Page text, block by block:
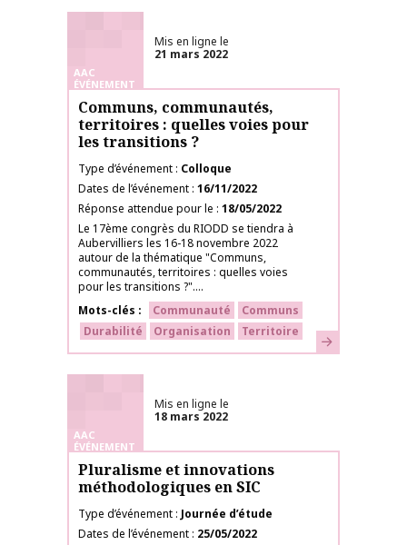
AAC
ÉVÉNEMENT
Mis en ligne le
21 mars 2022
Communs, communautés,
territoires : quelles voies pour
les transitions ?
Type d’événement Colloque
Dates de l’événement 16/11/2022
Réponse attendue pour le 18/05/2022
Le 17ème congrès du RIODD se tiendra à
Aubervilliers les 16-18 novembre 2022
autour de la thématique "Communs,
communautés, territoires : quelles voies
pour les transitions ?"....
Mots-clés
Communauté
Communs
Durabilité
Organisation Territoire En savoir plus
AAC
ÉVÉNEMENT
Mis en ligne le
18 mars 2022
Pluralisme et innovations
méthodologiques en SIC
Type d’événement Journée d’étude
Dates de l’événement 25/05/2022